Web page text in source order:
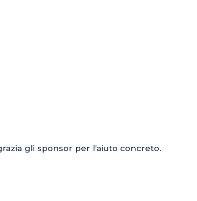
gli sponsor per l’aiuto concreto.